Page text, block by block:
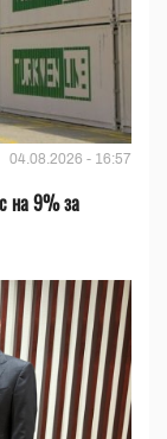
04.08.2026 - 16:57
на 9% за